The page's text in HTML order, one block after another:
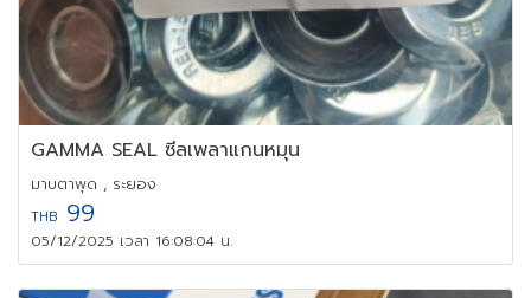
GAMMA SEAL ซีลเพลาแกนหมุน
มาบตาพุด , ระยอง
THB 99
05/12/2025 เวลา 16:08:04 น.